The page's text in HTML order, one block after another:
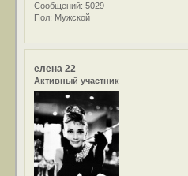
Сообщений: 5029
Пол: Мужской
елена 22
Активный участник